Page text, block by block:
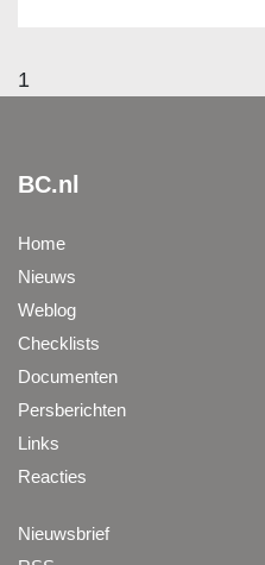
1
BC.nl
Home
Nieuws
Weblog
Checklists
Documenten
Persberichten
Links
Reacties
Nieuwsbrief